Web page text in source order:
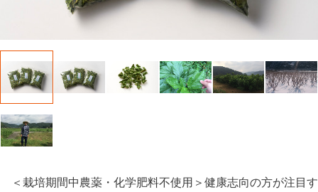
＜栽培期間中農薬・化学肥料不使用＞健康志向の方が注目す